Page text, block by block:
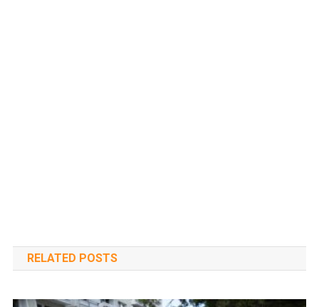
RELATED POSTS